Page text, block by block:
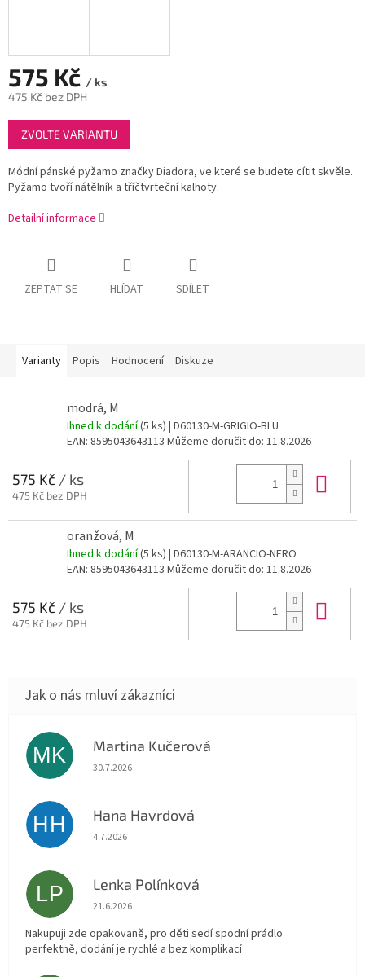
575 Kč / ks
475 Kč bez DPH
Měrná
cena:
ZVOLTE VARIANTU
Módní pánské pyžamo značky Diadora, ve které se budete cítit skvěle.
Pyžamo tvoří nátělník a tříčtvrteční kalhoty.
Detailní informace
ZEPTAT SE HLÍDAT SDÍLET
Varianty Popis Hodnocení Diskuze
modrá, M
Ihned k dodání(5 ks) | D60130-M-GRIGIO-BLU
EAN: 8595043643113 Můžeme doručit do: 11.8.2026
575 Kč / ks
475 Kč bez DPH
oranžová, M
Ihned k dodání(5 ks) | D60130-M-ARANCIO-NERO
EAN: 8595043643113 Můžeme doručit do: 11.8.2026
575 Kč / ks
475 Kč bez DPH
MK Martina Kučerová
Hodnocení obchodu je 5 z 5 hvězdiček.
30.7.2026
HH Hana Havrdová
Hodnocení obchodu je 5 z 5 hvězdiček.
4.7.2026
LP Lenka Polínková
Hodnocení obchodu je 5 z 5 hvězdiček.
21.6.2026
Nakupuji zde opakovaně, pro děti sedí spodní prádlo
perfektně, dodání je rychlé a bez komplikací